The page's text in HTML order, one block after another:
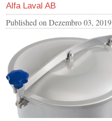
Alfa Laval AB
Published on Dezembro 03, 2019